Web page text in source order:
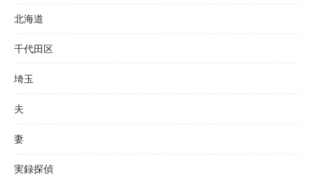
北海道
千代田区
埼玉
夫
妻
実録探偵